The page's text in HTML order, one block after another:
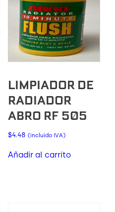
LIMPIADOR DE
RADIADOR
ABRO RF 505
$4.48 (incluido IVA)
Añadir al carrito